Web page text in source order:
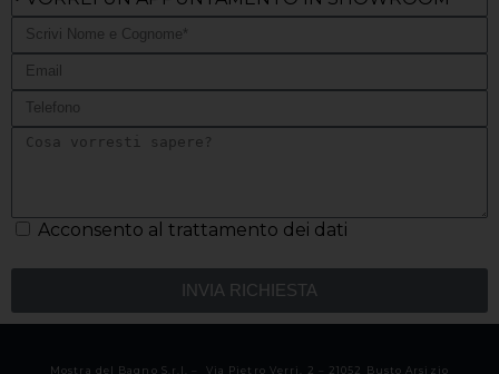
Acconsento al trattamento dei dati
INVIA RICHIESTA
Mostra del Bagno S.r.l. – Via Pietro Verri, 2 – 21052 Busto Arsizio